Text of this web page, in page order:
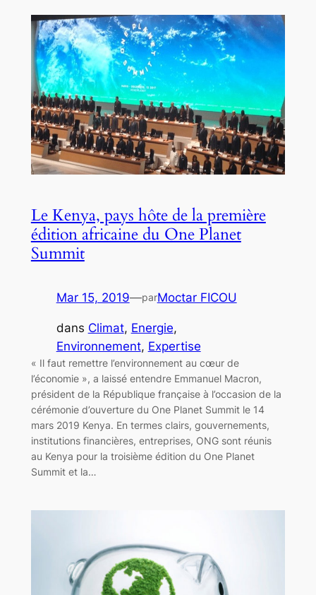
Le Kenya, pays hôte de la première
édition africaine du One Planet
Summit
Mar 15, 2019—parMoctar FICOU
dans Climat, Energie
Environnement, Expertise
« Il faut remettre l’environnement au cœur de
l’économie », a laissé entendre Emmanuel Macron,
président de la République française à l’occasion de la
cérémonie d’ouverture du One Planet Summit le 14
mars 2019 Kenya. En termes clairs, gouvernements,
institutions financières, entreprises, ONG sont réunis
au Kenya pour la troisième édition du One Planet
Summit et la…